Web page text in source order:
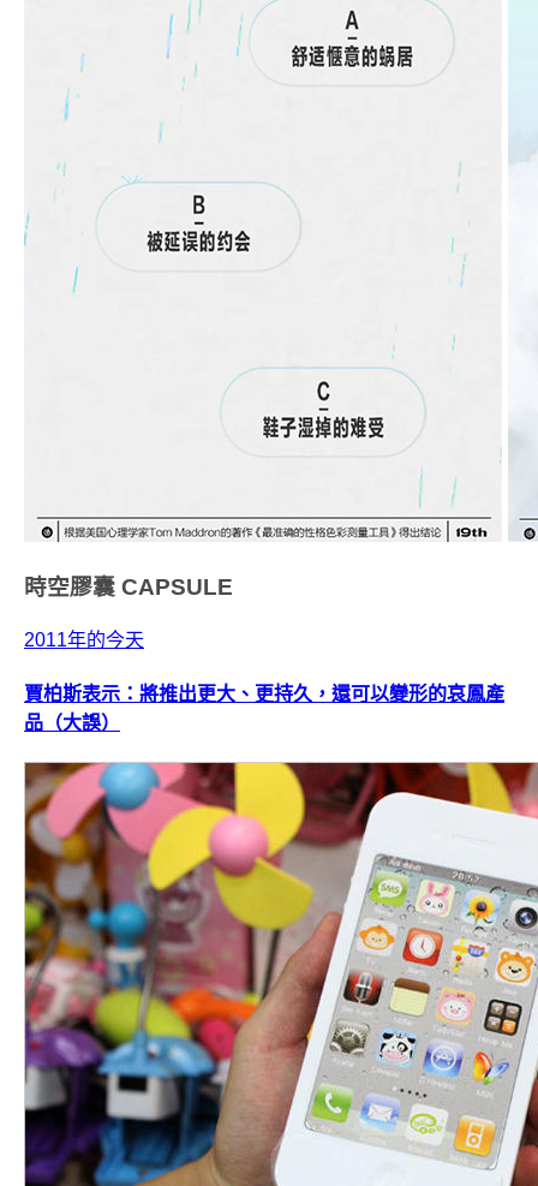
時空膠囊 CAPSULE
2011年的今天
賈柏斯表示：將推出更大、更持久，還可以變形的哀鳳產
品（大誤）